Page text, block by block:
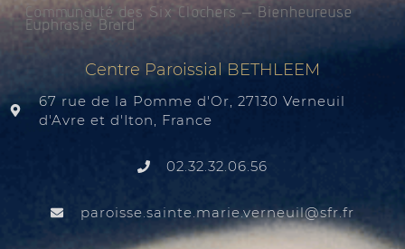
Communauté des Six Clochers – Bienheureuse
Euphrasie Brard
Centre Paroissial BETHLEEM
67 rue de la Pomme d'Or, 27130 Verneuil
d'Avre et d'Iton, France
02.32.32.06.56
rf.rfs
@liuenrev.eiram.etnias.essiorap